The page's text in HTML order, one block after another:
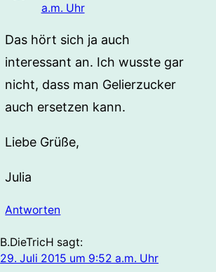
a.m. Uhr
Das hört sich ja auch
interessant an. Ich wusste gar
nicht, dass man Gelierzucker
auch ersetzen kann.
Liebe Grüße,
Julia
Antworten
B.DieTricH sagt:
29. Juli 2015 um 9:52 a.m. Uhr